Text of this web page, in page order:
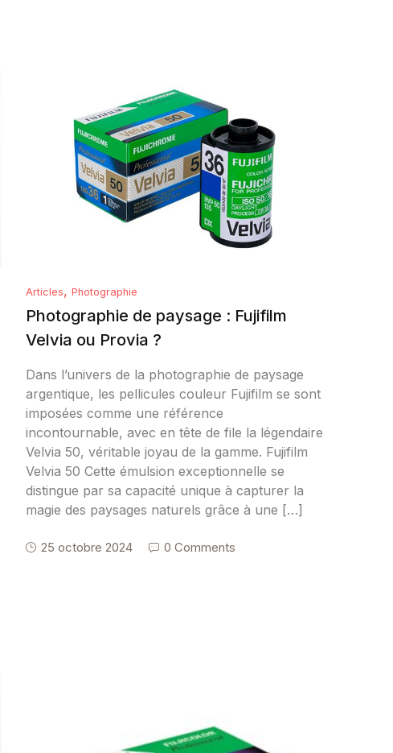
Articles, Photographie
Photographie de paysage : Fujifilm
Velvia ou Provia ?
Dans l’univers de la photographie de paysage
argentique, les pellicules couleur Fujifilm se sont
imposées comme une référence
incontournable, avec en tête de file la légendaire
Velvia 50, véritable joyau de la gamme. Fujifilm
Velvia 50 Cette émulsion exceptionnelle se
distingue par sa capacité unique à capturer la
magie des paysages naturels grâce à une […]
25 octobre 2024 0 Comments